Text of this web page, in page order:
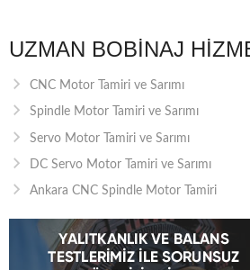
UZMAN BOBINAJ
CNC Motor Tamiri ve Sarımı
Spindle Motor Tamiri ve Sarımı
Servo Motor Tamiri ve Sarımı
DC Servo Motor Tamiri ve Sarımı
Ankara CNC Spindle Motor Tamiri